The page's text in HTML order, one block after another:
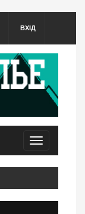
ВХІД
Toggle
navigation